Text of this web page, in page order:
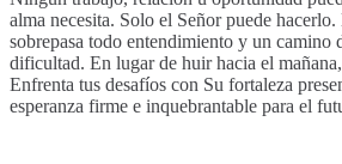
alma necesita. Solo el Señor puede
sobrepasa todo entendimiento y un camino
dificultad. En lugar de huir hacia el
Enfrenta tus desafíos con Su fortaleza
esperanza firme e inquebrantable para el